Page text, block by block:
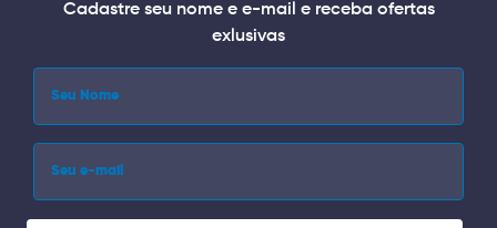
Cadastre seu nome e e-mail e receba ofertas
exlusivas